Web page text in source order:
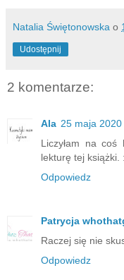
Natalia Świętonowska o
Udostępnij
2 komentarze:
Ala 25 maja
Liczyłam na
lekturę tej książki.
Odpowiedz
Patrycja
Raczej się nie
Odpowiedz